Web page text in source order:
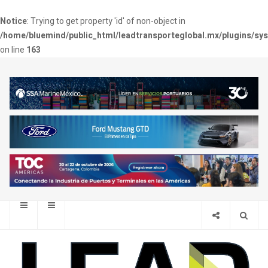
Notice: Trying to get property 'id' of non-object in
/home/bluemind/public_html/leadtransporteglobal.mx/plugins/
on line 163